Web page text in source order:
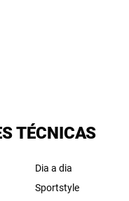
TÉCNICAS
Dia a dia
Sportstyle